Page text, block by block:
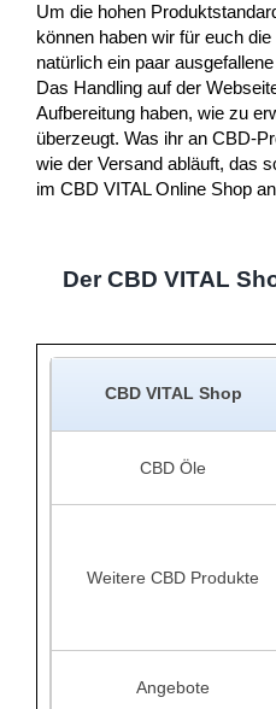
Um die hohen
können haben wir für euch
natürlich ein paar
Das Handling auf der
Aufbereitung haben, wie zu
überzeugt. Was ihr an CBD-
wie der Versand abläuft, das
im CBD VITAL Online Shop
Der CBD VITAL
CBD VITAL Shop
CBD Öle
Weitere CBD Produkte
Angebote